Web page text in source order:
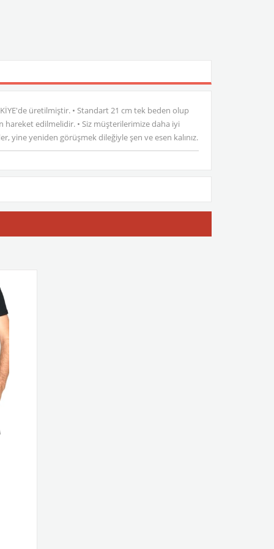
üretilmiştir. • Standart 21 cm tek beden olup
hareket edilmelidir. • Siz müşterilerimize daha iyi
yine yeniden görüşmek dileğiyle şen ve esen kalınız.